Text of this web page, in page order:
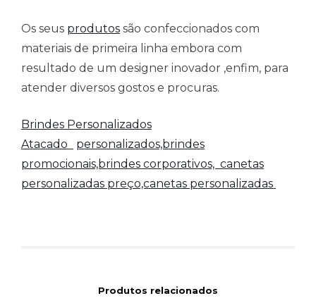
Os seus produtos são confeccionados com
materiais de primeira linha embora com
resultado de um designer inovador ,enfim, para
atender diversos gostos e procuras.
Brindes Personalizados
Atacado
personalizados,brindes
promocionais,brindes corporativos, canetas
personalizadas preço,canetas personalizadas
Produtos relacionados